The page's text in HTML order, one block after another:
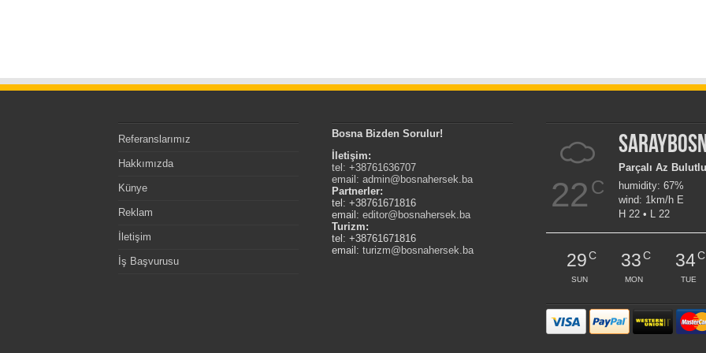
Referanslarımız
Hakkımızda
Künye
Reklam
İletişim
İş Başvurusu
Bosna Bizden Sorulur!
İletişim:
tel: +38761636707
email:admin@bosnahersek.ba
Partnerler:
tel: +38761671816
email:editor@bosnahersek.ba
Turizm:
tel: +38761671816
email:turizm@bosnahersek.ba
22 C
Parçalı Az Bulutlu
humidity: 67%
wind: 1km/h E
H 22 • L 22
29C
SUN
33C
MON
34C
TUE